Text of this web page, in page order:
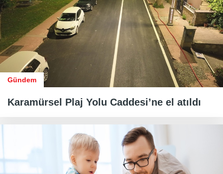
Gündem
Karamürsel Plaj Yolu Caddesi’ne el atıldı